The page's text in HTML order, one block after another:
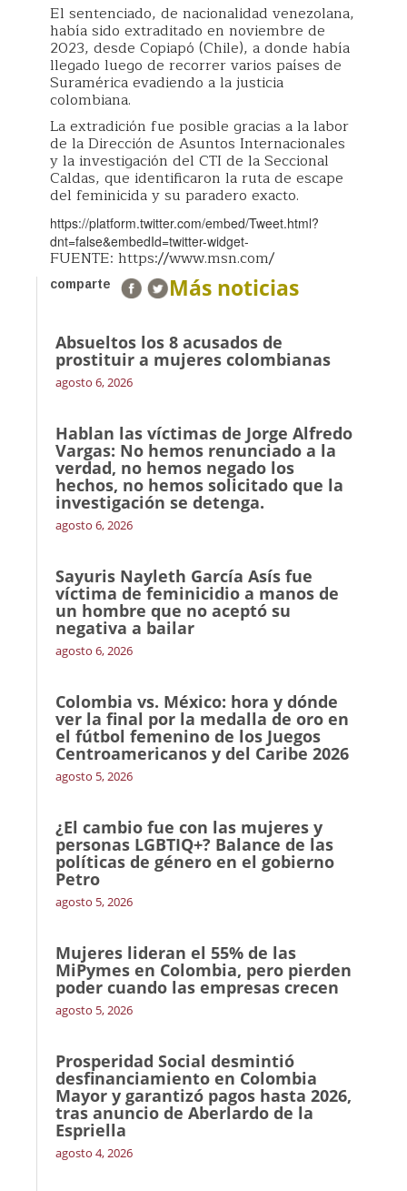
El sentenciado, de nacionalidad venezolana,
había sido extraditado en noviembre de
2023, desde Copiapó (Chile), a donde había
llegado luego de recorrer varios países de
Suramérica evadiendo a la justicia
colombiana.
La extradición fue posible gracias a la labor
de la Dirección de Asuntos Internacionales
y la investigación del CTI de la Seccional
Caldas, que identificaron la ruta de escape
del feminicida y su paradero exacto.
https://platform.twitter.com/embed/Tweet.html?
dnt=false&embedId=twitter-widget-
FUENTE: https://www.msn.com/
comparte Más noticias
Absueltos los 8 acusados de
prostituir a mujeres colombianas
agosto 6, 2026
Hablan las víctimas de Jorge Alfredo
Vargas: No hemos renunciado a la
verdad, no hemos negado los
hechos, no hemos solicitado que la
investigación se detenga.
agosto 6, 2026
Sayuris Nayleth García Asís fue
víctima de feminicidio a manos de
un hombre que no aceptó su
negativa a bailar
agosto 6, 2026
Colombia vs. México: hora y dónde
ver la final por la medalla de oro en
el fútbol femenino de los Juegos
Centroamericanos y del Caribe 2026
agosto 5, 2026
¿El cambio fue con las mujeres y
personas LGBTIQ+? Balance de las
políticas de género en el gobierno
Petro
agosto 5, 2026
Mujeres lideran el 55% de las
MiPymes en Colombia, pero pierden
poder cuando las empresas crecen
agosto 5, 2026
Prosperidad Social desmintió
desfinanciamiento en Colombia
Mayor y garantizó pagos hasta 2026,
tras anuncio de Aberlardo de la
Espriella
agosto 4, 2026